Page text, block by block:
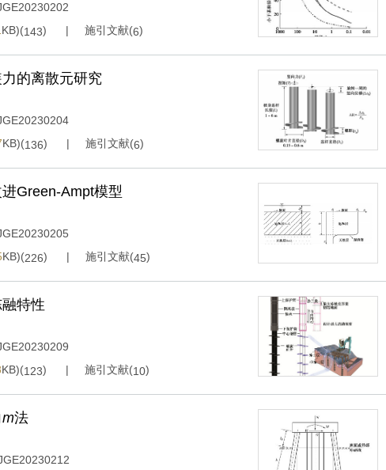
KB)(143) 施引文献(6)
的离散元研究
KB)(136) 施引文献(6)
Green-Ampt模型
KB)(226) 施引文献(45)
特性
KB)(123) 施引文献(10)
m法